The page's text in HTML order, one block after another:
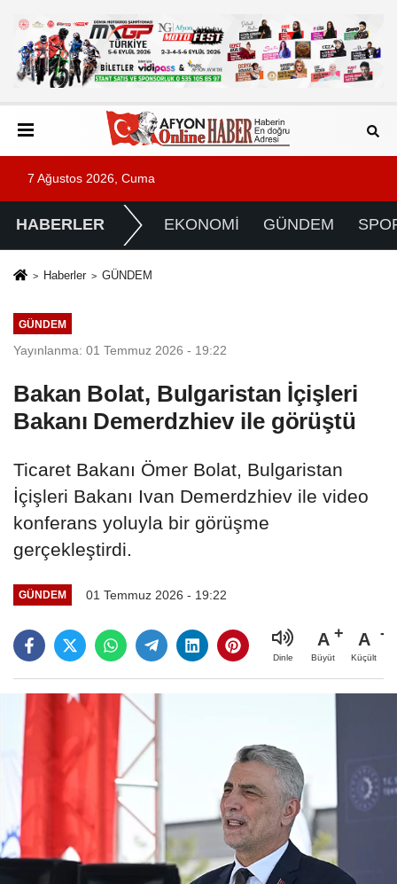
7 Ağustos 2026, Cuma
HABERLER EKONOMİ GÜNDEM
Haberler GÜNDEM
GÜNDEM
Yayınlanma: 01 Temmuz 2026 - 19:22
Bakan Bolat, Bulgaristan İçişleri
Bakanı Demerdzhiev ile görüştü
Ticaret Bakanı Ömer Bolat, Bulgaristan
İçişleri Bakanı Ivan Demerdzhiev ile video
konferans yoluyla bir görüşme
gerçekleştirdi.
GÜNDEM 01 Temmuz 2026 - 19:22
Dinle
A
Büyüt
A
Küçült